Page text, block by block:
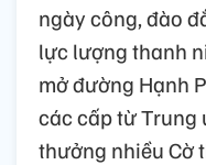
ngày công, đào
lực lượng thanh
mở đường Hạnh
các cấp từ Trung
thưởng nhiều Cờ